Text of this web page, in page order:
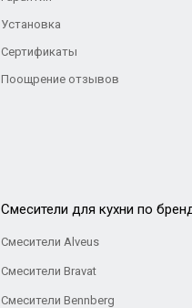
Установка
Сертификаты
Поощрение отзывов
Cмесители для кухни по
Смесители Alveus
Смесители Bravat
Смесители Bennberg